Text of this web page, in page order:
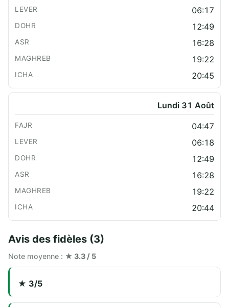
06:17
12:49
16:28
19:22
20:45
Lundi 31 Août
04:47
06:18
12:49
16:28
19:22
20:44
Avis des fidèles (3)
Note moyenne : ★ 3.3 / 5
★ 3/5